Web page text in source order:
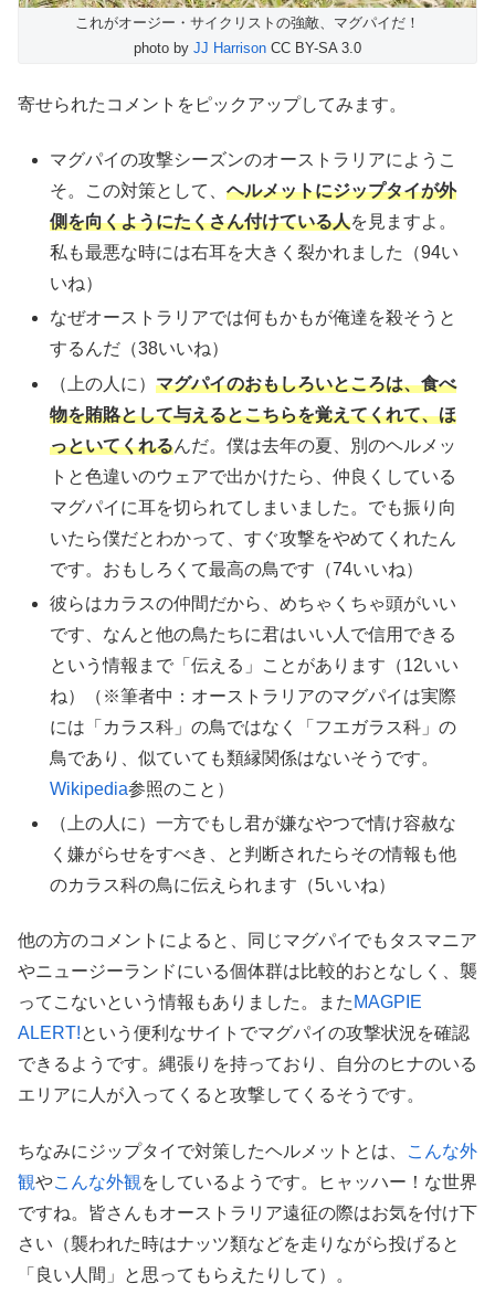
これがオージー・サイクリストの強敵、マグパイだ！
photo by JJ Harrison CC BY-SA 3.0
寄せられたコメントをピックアップしてみます。
マグパイの攻撃シーズンのオーストラリアにようこ
そ。この対策として、ヘルメットにジップタイが外
側を向くようにたくさん付けている人を見ますよ。
私も最悪な時には右耳を大きく裂かれました（94い
いね）
なぜオーストラリアでは何もかもが俺達を殺そうと
するんだ（38いいね）
（上の人に）マグパイのおもしろいところは、食べ
物を賄賂として与えるとこちらを覚えてくれて、ほ
っといてくれるんだ。僕は去年の夏、別のヘルメッ
トと色違いのウェアで出かけたら、仲良くしている
マグパイに耳を切られてしまいました。でも振り向
いたら僕だとわかって、すぐ攻撃をやめてくれたん
です。おもしろくて最高の鳥です（74いいね）
彼らはカラスの仲間だから、めちゃくちゃ頭がいい
です、なんと他の鳥たちに君はいい人で信用できる
という情報まで「伝える」ことがあります（12いい
ね）（※筆者中：オーストラリアのマグパイは実際
には「カラス科」の鳥ではなく「フエガラス科」の
鳥であり、似ていても類縁関係はないそうです。
Wikipedia参照のこと）
（上の人に）一方でもし君が嫌なやつで情け容赦な
く嫌がらせをすべき、と判断されたらその情報も他
のカラス科の鳥に伝えられます（5いいね）
他の方のコメントによると、同じマグパイでもタスマニア
やニュージーランドにいる個体群は比較的おとなしく、襲
ってこないという情報もありました。また MAGPIE
ALERT!という便利なサイトでマグパイの攻撃状況を確認
できるようです。縄張りを持っており、自分のヒナのいる
エリアに人が入ってくると攻撃してくるそうです。
ちなみにジップタイで対策したヘルメットとは、
こんな外
観やこんな外観をしているようです。ヒャッハー！な世界
ですね。皆さんもオーストラリア遠征の際はお気を付け下
さい（襲われた時はナッツ類などを走りながら投げると
「良い人間」と思ってもらえたりして）。